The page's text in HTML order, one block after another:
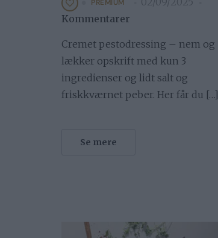
PREMIUM
Kommentarer
Cremet pestodressing – nem og
lækker opskrift med kun 3
ingredienser og lidt salt og
friskkværnet peber. Her får du […]
Se mere